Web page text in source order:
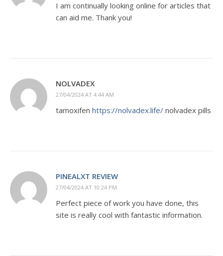
I am continually looking online for articles that
can aid me. Thank you!
NOLVADEX
27/04/2024 AT 4:44 AM
tamoxifen https://nolvadex.life/ nolvadex pills
PINEALXT REVIEW
27/04/2024 AT 10:24 PM
Perfect piece of work you have done, this
site is really cool with fantastic information.